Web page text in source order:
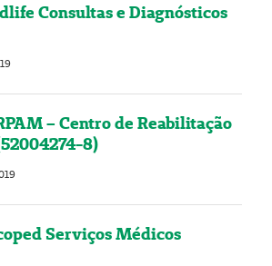
Consultas e Diagnósticos
– Centro de Reabilitação
8)
Serviços Médicos